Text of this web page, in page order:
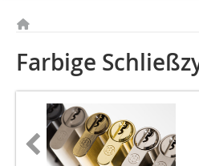
Farbige